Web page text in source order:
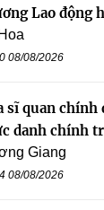
Lao động
08/08/2026
sĩ quan chính
danh chính
Giang
08/08/2026